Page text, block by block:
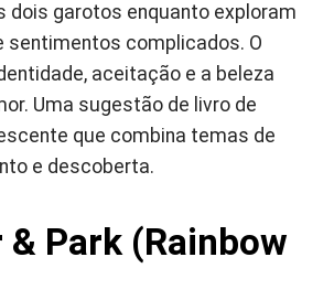
dois garotos enquanto exploram
sentimentos complicados. O
aceitação e a beleza
Uma sugestão de livro de
que combina temas de
e descoberta.
& Park (Rainbow